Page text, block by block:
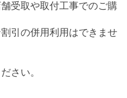
受取や取付工事でのご購
引の併用利用はできませ
さい。